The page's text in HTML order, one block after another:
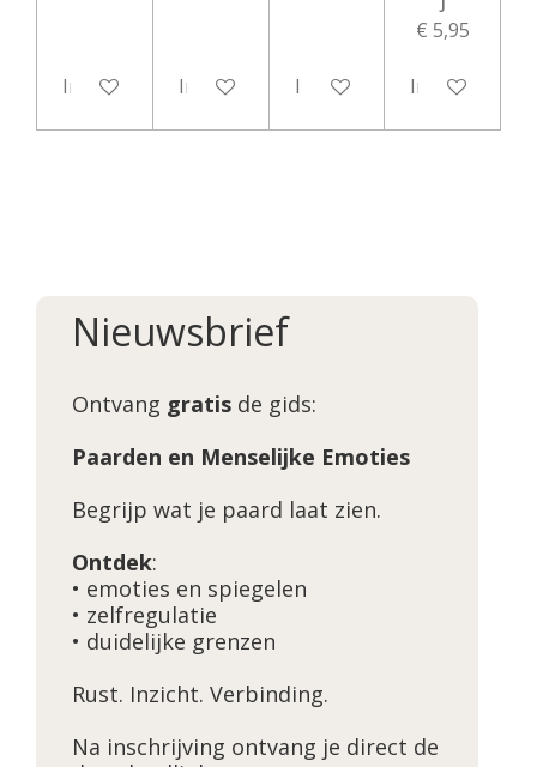
In winkelwagenIn winkelwagenIn winkelwagen
€ 5,95
In
Nieuwsbrief
Ontvang gratis de gids:
Paarden en Menselijke Emoties
Begrijp wat je paard laat zien.
Ontdek:
• emoties en spiegelen
• zelfregulatie
• duidelijke grenzen
Rust. Inzicht. Verbinding.
Na inschrijving ontvang je direct de